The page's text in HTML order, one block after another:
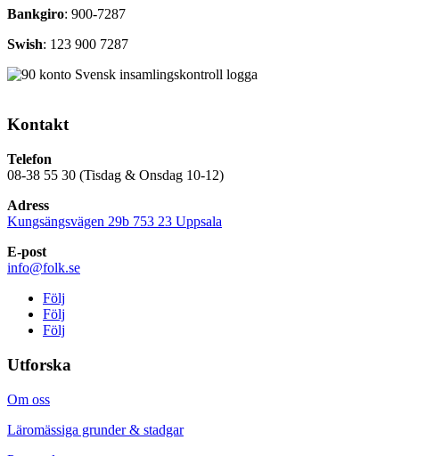
Bankgiro: 900-7287
Swish: 123 900 7287
Kontakt
Telefon
08-38 55 30 (Tisdag & Onsdag 10-12)
Adress
Kungsängsvägen 29b 753 23 Uppsala
E-post
info@folk.se
Följ
Följ
Följ
Utforska
Om oss
Läromässiga grunder & stadgar